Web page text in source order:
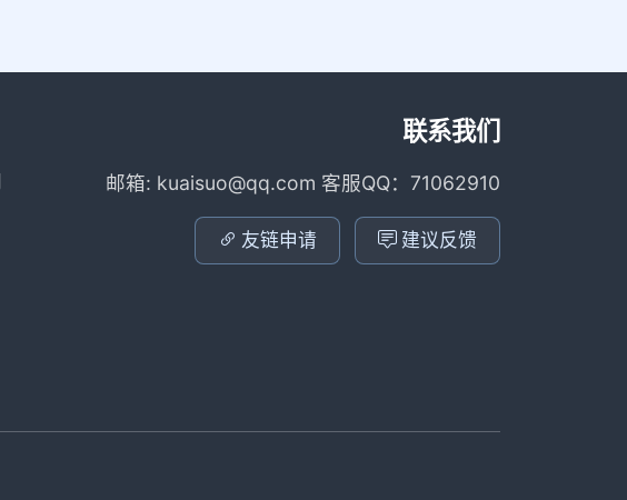
联系我们
邮箱: kuaisuo@qq.com 客服QQ：71062910
友链申请 建议反馈